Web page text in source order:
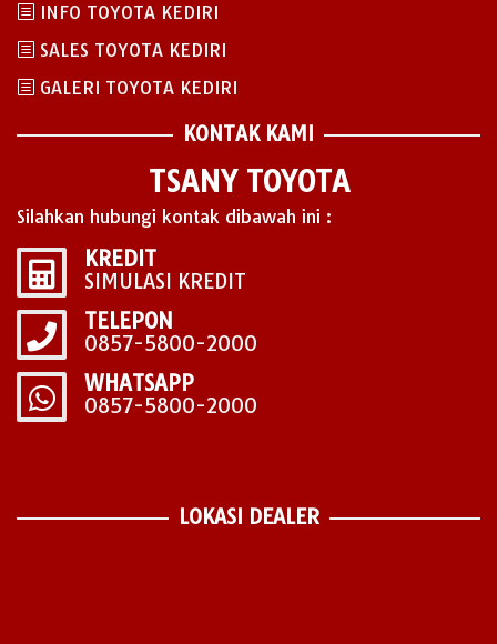
INFO TOYOTA KEDIRI
SALES TOYOTA KEDIRI
GALERI TOYOTA KEDIRI
KONTAK KAMI
TSANY TOYOTA
Silahkan hubungi kontak dibawah ini :
KREDIT
SIMULASI KREDIT
TELEPON
0857-5800-2000
WHATSAPP
0857-5800-2000
LOKASI DEALER